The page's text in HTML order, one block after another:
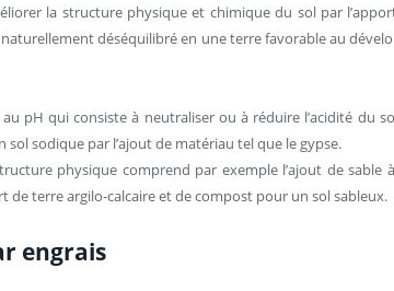
la structure physique et chimique du sol par
déséquilibré en une terre favorable au
pH qui consiste à neutraliser ou à réduire l’acidité du
sol sodique par l’ajout de matériau tel que le gypse.
physique comprend par exemple l’ajout de
de terre argilo-calcaire et de compost pour un sol sableux.
engrais